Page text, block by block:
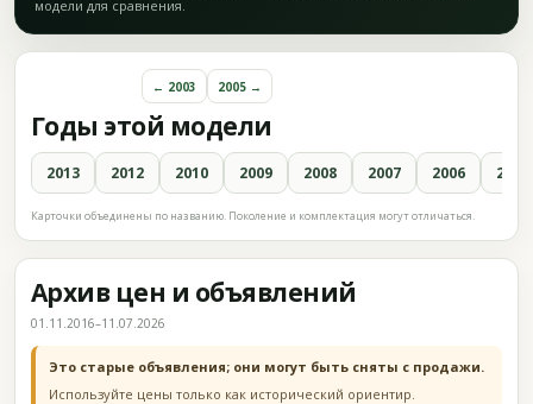
модели для сравнения.
Годы этой модели
← 2003 2005 →
2013 2012 2010 2009 2008 2007 2006 2005
Карточки объединены по названию. Поколение и комплектация могут отличаться.
Архив цен и объявлений
01.11.2016–11.07.2026
Это старые объявления; они могут быть сняты с продажи.
Используйте цены только как исторический ориентир.